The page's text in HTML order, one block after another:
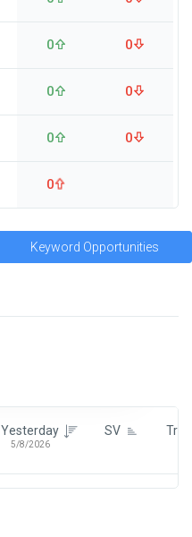
0 0
0 0
0 0
0
Keyword Opportunities
Yesterday
5/8/2026
SV